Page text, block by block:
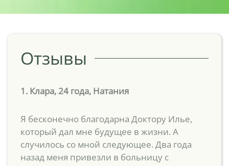
Отзывы
1. Клара, 24 года, Натания
Я бесконечно благодарна Доктору Илье,
который дал мне будущее в жизни. А
случилось со мной следующее. Два года
назад меня привезли в больницу с